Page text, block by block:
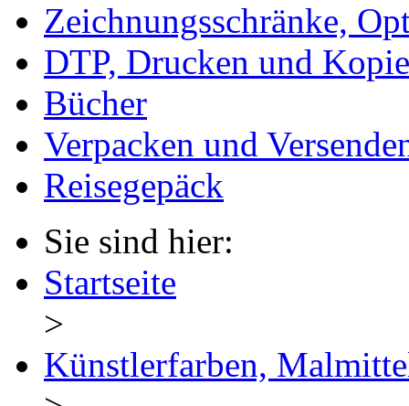
Zeichnungsschränke,
DTP, Drucken und
Bücher
Verpacken und
Reisegepäck
Sie sind hier:
Startseite
>
Künstlerfarben,